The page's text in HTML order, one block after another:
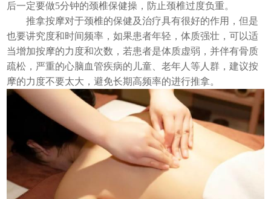
后一定要做5分钟的颈椎保健操，防止颈椎过度负重。
推拿按摩对于颈椎的保健及治疗具有很好的作用，但是
也要讲究度和时间频率，如果患者年轻，体质强壮，可以适
当增加按摩的力度和次数，若患者是体质虚弱，并伴有骨质
疏松，严重的心脑血管疾病的儿童、老年人等人群，建议按
摩的力度不要太大，避免长期高频率的进行推拿。